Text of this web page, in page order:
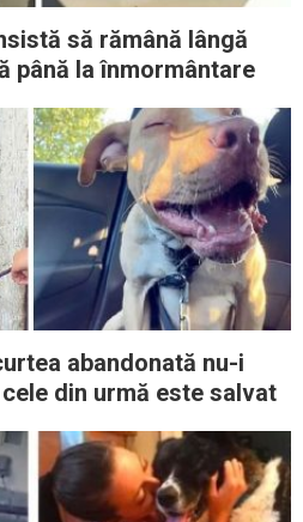
să rămână lângă
până la înmormântare
abandonată nu-i
din urmă este salvat